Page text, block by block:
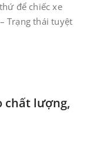
để chiếc xe
Trạng thái tuyệt
chất lượng,